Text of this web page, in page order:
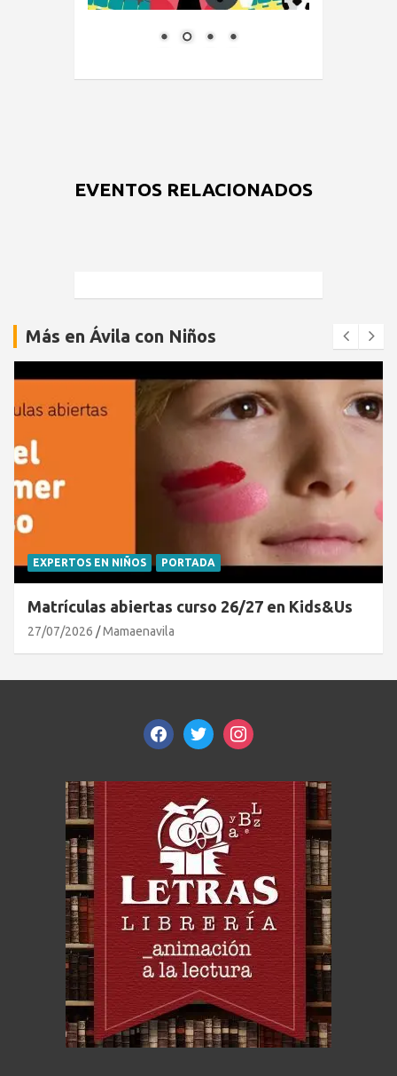
EVENTOS RELACIONADOS
Más en Ávila con Niños
EXPERTOS EN NIÑOS PORTADA
Matrículas abiertas curso 26/27 en Kids&Us
27/07/2026 Mamaenavila
facebooktwitterinstagram